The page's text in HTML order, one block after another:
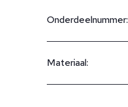
Onderdeelnummer:
Materiaal: